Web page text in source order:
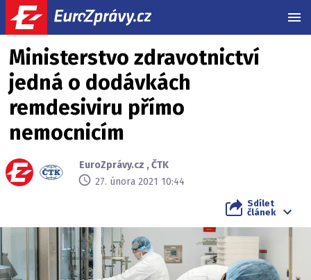
Ministerstvo zdravotnictví
jedná o dodávkách
remdesiviru přímo
nemocnicím
EuroZprávy.cz ,ČTK
27. února 2021 10:44
Sdílet
článek